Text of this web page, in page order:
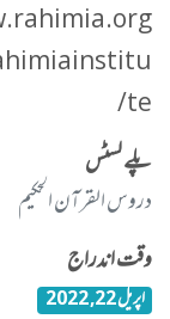
te/
پلے لسٹس
دروس القرآن الحکیم
وقت اندراج
اپریل 22, 2022